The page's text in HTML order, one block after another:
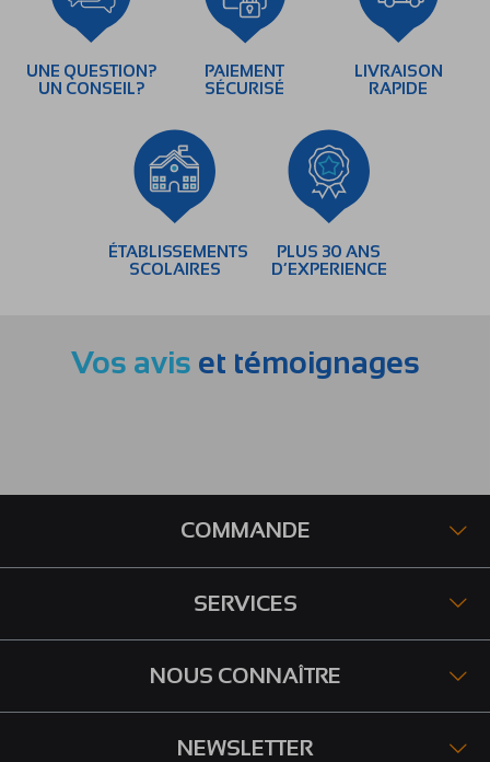
UNE QUESTION?
UN CONSEIL?
PAIEMENT
SÉCURISÉ
LIVRAISON
RAPIDE
ÉTABLISSEMENTS
SCOLAIRES
PLUS 30 ANS
D’EXPERIENCE
Vos avis et témoignages
COMMANDE
SERVICES
NOUS CONNAÎTRE
NEWSLETTER